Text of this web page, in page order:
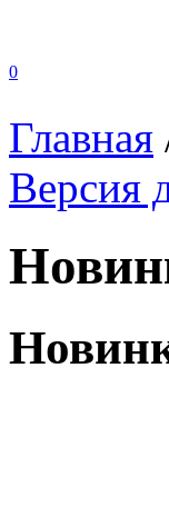
0
Главная
Версия